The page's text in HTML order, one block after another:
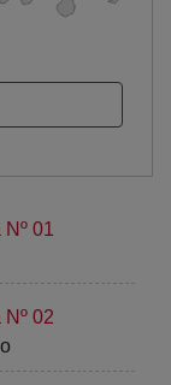
01
02